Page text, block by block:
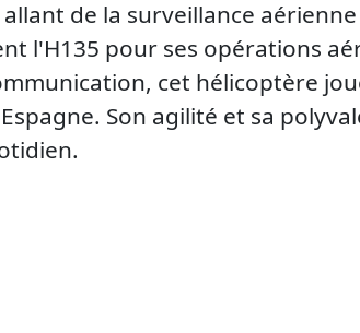
de la surveillance
l'H135 pour ses opérations
cet hélicoptère
Son agilité et sa